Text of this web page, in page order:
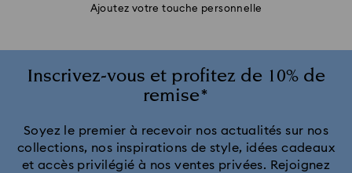
Ajoutez votre touche personnelle
Inscrivez-vous et profitez de 10% de
remise*
Soyez le premier à recevoir nos actualités sur nos
collections, nos inspirations de style, idées cadeaux
et accès privilégié à nos ventes privées. Rejoignez